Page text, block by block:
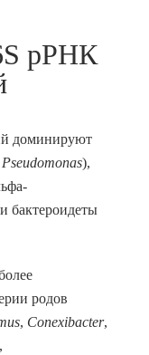
рРНК
доминируют
Pseudomonas),
бактероидеты
родов
, Conexibacter,